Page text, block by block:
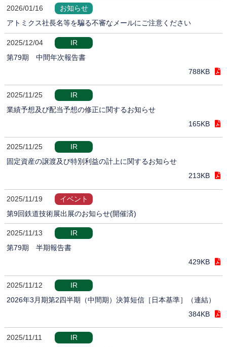
2026/01/16
お知らせ
アトミクス社長名等を騙る不審なメールにご注意ください
2025/12/04
IR
第79期 中間年次報告書
788KB
2025/11/25
IR
業績予想及び配当予想の修正に関するお知らせ
165KB
2025/11/25
IR
固定資産の譲渡及び特別利益の計上に関するお知らせ
213KB
2025/11/19
イベント
第9回鉄道技術展出展のお知らせ(開催済)
2025/11/13
IR
第79期 半期報告書
429KB
2025/11/12
IR
2026年3月期第2四半期（中間期）決算短信［日本基準］（連結）
384KB
2025/11/11
IR